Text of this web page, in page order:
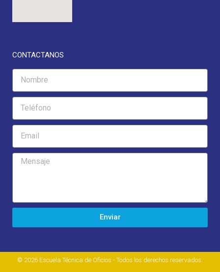
CONTACTANOS
Enviar
© 2026 Escuela Técnica de Oficios - Todos los derechos reservados.